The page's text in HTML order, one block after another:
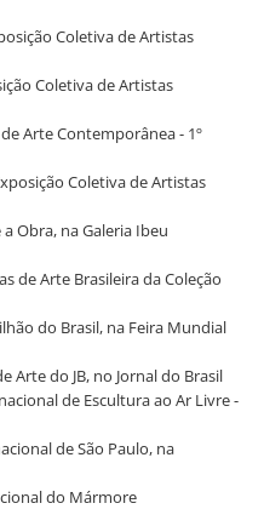
Coletiva de Artistas
Coletiva de Artistas
Arte Contemporânea - 1º
Coletiva de Artistas
a Obra, na Galeria Ibeu
de Arte Brasileira da Coleção
do Brasil, na Feira Mundial
Arte do JB, no Jornal do Brasil
de Escultura ao Ar Livre -
de São Paulo, na
do Mármore